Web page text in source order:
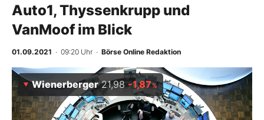
Abo & Shop
BO-Musterdepots
Experten
Mein B:O
Auto1, Thyssenkrupp und
VanMoof im Blick
01.09.2021 · 09:20 Uhr · Börse Online Redaktion
Wienerberger 21,98 -1,87%